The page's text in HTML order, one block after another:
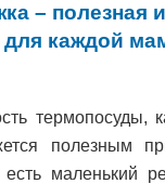
– полезная
каждой
термопосуды,
полезным
маленький